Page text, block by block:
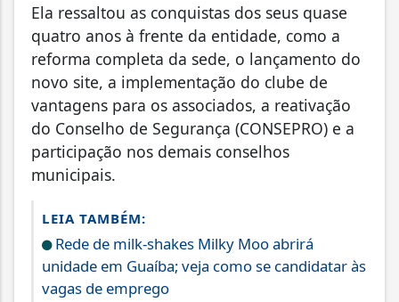
Ela ressaltou as conquistas dos seus quase
quatro anos à frente da entidade, como a
reforma completa da sede, o lançamento do
novo site, a implementação do clube de
vantagens para os associados, a reativação
do Conselho de Segurança (CONSEPRO) e a
participação nos demais conselhos
municipais.
LEIA TAMBÉM:
Rede de milk-shakes Milky Moo abrirá
unidade em Guaíba; veja como se candidatar às
vagas de emprego